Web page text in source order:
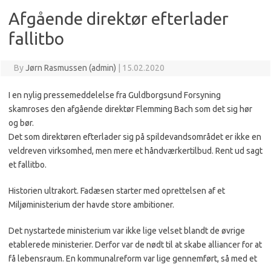
Afgående direktør efterlader
fallitbo
ByJørn Rasmussen (admin) 15.02.2020
I en nylig pressemeddelelse fra Guldborgsund Forsyning
skamroses den afgående direktør Flemming Bach som det sig hør
og bør.
Det som direktøren efterlader sig på spildevandsområdet er ikke en
veldreven virksomhed, men mere et håndværkertilbud. Rent ud sagt
et fallitbo.
Historien ultrakort. Fadæsen starter med oprettelsen af et
Miljøministerium der havde store ambitioner.
Det nystartede ministerium var ikke lige velset blandt de øvrige
etablerede ministerier. Derfor var de nødt til at skabe alliancer for at
få lebensraum. En kommunalreform var lige gennemført, så med et